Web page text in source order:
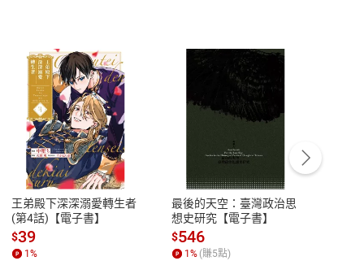
性
參
客服資訊
服務時間：週一到週五 10:00-12:00、
13:00-17:00 (國定假日及例假日休息)
客服電話：0080-1857077
王弟殿下深深溺愛轉生者
(第4話)【電子書】
$39
1%
最後的天空：臺灣政治思
想史研究【電子書】
$546
1% (賺5點)